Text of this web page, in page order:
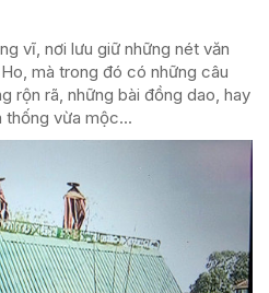
vĩ, nơi lưu giữ những nét văn
mà trong đó có những câu
rộn rã, những bài đồng dao, hay
thống vừa mộc...